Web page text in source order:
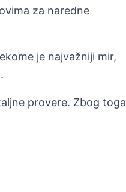
za naredne
je najvažniji mir,
provere. Zbog toga